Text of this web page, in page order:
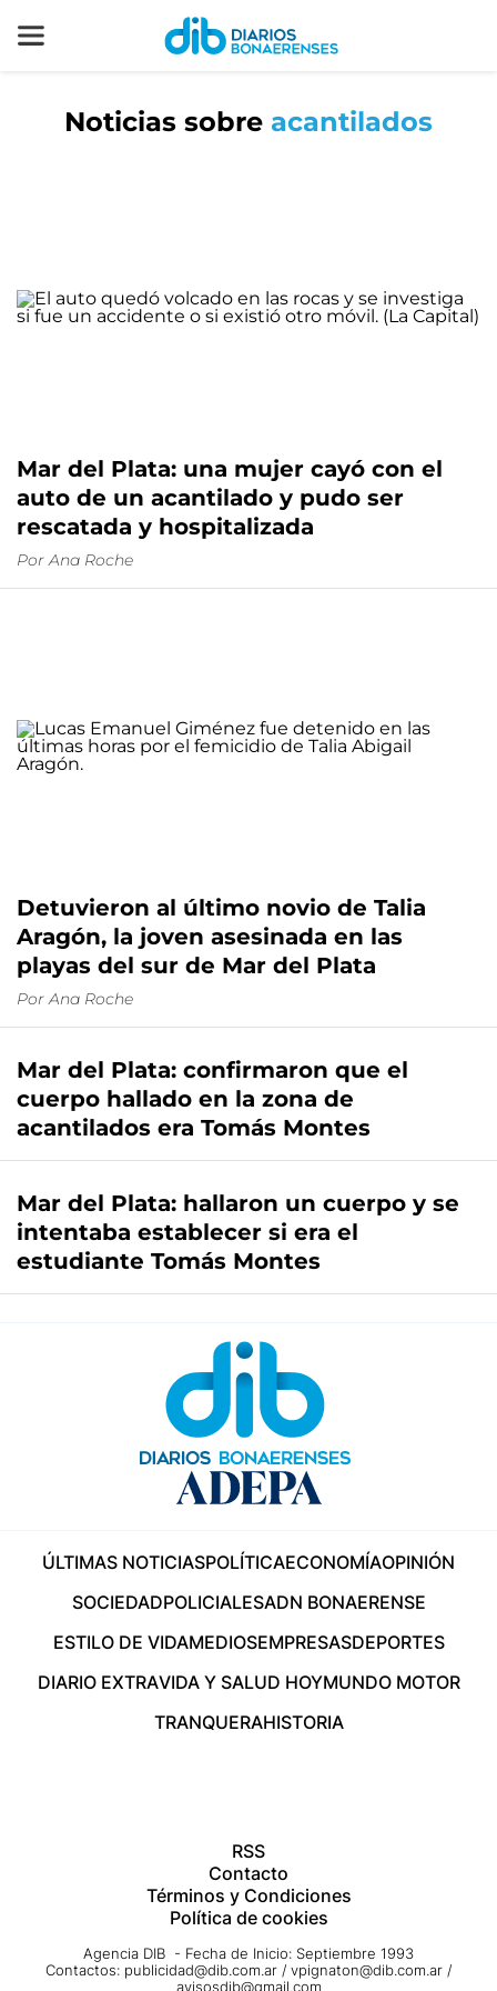
Noticias sobre acantilados
Mar del Plata: una mujer cayó con el
auto de un acantilado y pudo ser
rescatada y hospitalizada
Por Ana Roche
Detuvieron al último novio de Talia
Aragón, la joven asesinada en las
playas del sur de Mar del Plata
Por Ana Roche
Mar del Plata: confirmaron que el
cuerpo hallado en la zona de
acantilados era Tomás Montes
Mar del Plata: hallaron un cuerpo y se
intentaba establecer si era el
estudiante Tomás Montes
ÚLTIMAS NOTICIASPOLÍTICAECONOMÍAOPINIÓN
SOCIEDADPOLICIALESADN BONAERENSE
ESTILO DE VIDAMEDIOSEMPRESASDEPORTES
DIARIO EXTRAVIDA Y SALUD HOYMUNDO MOTOR
TRANQUERAHISTORIA
RSS
Contacto
Términos y Condiciones
Política de cookies
Agencia DIB - Fecha de Inicio: Septiembre 1993
Contactos: publicidad@dib.com.ar / vpignaton@dib.com.ar /
avisosdib@gmail.com